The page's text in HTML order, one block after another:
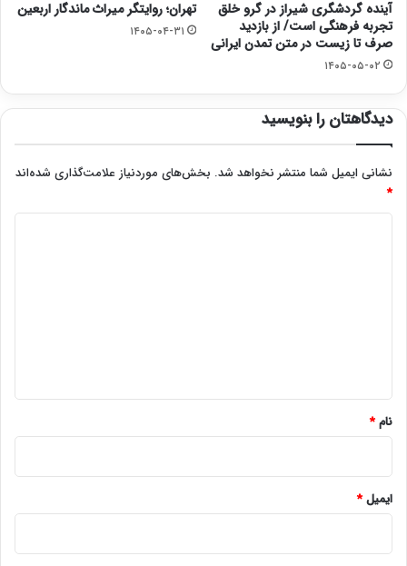
آینده گردشگری شیراز در گرو خلق
تجربه فرهنگی است/ از بازدید
صرف تا زیست در متن تمدن ایرانی
۱۴۰۵-۰۵-۰۲
تهران؛ روایتگر میراث ماندگار اربعین
۱۴۰۵-۰۴-۳۱
دیدگاهتان را بنویسید
نشانی ایمیل شما منتشر نخواهد شد. بخش‌های موردنیاز علامت‌گذاری شده‌اند
*
نام*
ایمیل*